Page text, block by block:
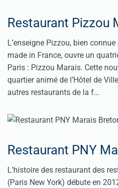
Restaurant Pizzou
L’enseigne Pizzou, bien
made in France, ouvre un
Paris : Pizzou Marais. Cette
quartier animé de l’Hôtel de
autres restaurants de la f…
Restaurant PNY
L'histoire des restaurant des
(Paris New York) débute en